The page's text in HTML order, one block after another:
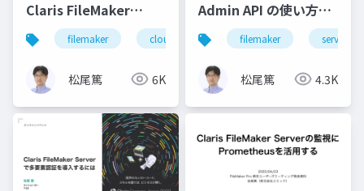
Claris FileMaker
Cloud に接続する際に
知っておきたいポイン
ト
filemaker cloud
松尾篤 6K
Admin API の使い方と
最新情報filemaker server
松尾篤 4.3K